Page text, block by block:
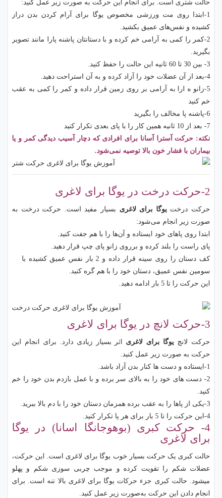
حالت شتری است. برای انجام این حرکت به صورت زیر عمل کنید:
1-ابتدا روی مت ورزشی مخصوص یوگا برای آرام کردن بدن دراز
کشیده و نفس‌های عمیق بکشید.
2-کمر را کمی به آرامی خم کرده و با دستانتان پاشنه‌ پارا مانند تصویر
بگیرید.
3- بین 30 تا 60 ثانیه این حالت را حفظ کنید.
4-بعد از آن عضلات خود را آزاد کرده و به آن استراحت دهید.
5-زانو ه ارا به آرامی بر روی زمین قرار داده و کمر را کمی به عقب
خم کنید
6-پاشنه پا مخالف را بگیرید
7- بعد از 10 ثانیه همین کار را با پای بعدی تکرار کنید
نکته: حرکت آسترا آسانا برای افرادی که دچار آسیب دیدگی کمر و یا
بیماران با فشار خون بالا توصیه نمی‌شود.
2-حرکت درخت در یوگا برای لاغری
حرکت درختیوگا برای لاغری بسیار مفید است. حرکت درخت به
صورت زیر انجام می‌شود:
ابتدا روی پاهای خود ایستاده و آن‌ها را با هم جفت کنید.
پای راست را بلند کرده و برروی زانو پای چپ قرار دهید.
کف دستان را روی سینه قرار داده و 2 بار نفس عمیق کشیده با
سومین نفس عمیق، دستان خود را با هم گره کنید.
این حرکت را تا 5 بار ادامه دهید.
3-حرکت لانچ در یوگا برای لاغری
حرکت لانچ یوگا برای لاغری اثر بسیار زیادی دارد. برای انجام این
حرکت به صورت زیر عمل کنید.
1-ایستاده و دست ها کنار بدن آزاد باشد.
2- دست های خود را به بالای سر برده و با عمل بازدم بدن خود را خم
کنید.
3-یکی از پاها را به عقب برده همزمان دستان خود را با دم بالا ببرید.
4-این حرکت را تا 5 بار برای هر پا تکرار کنید.
4- حرکت کبری (بوهوجانگا اسانا) در یوگا
برای لاغری
حالت کبری یک حرکت بسیار خوب یوگا برای لاغری است. این حرکت،
عضلات شکم را تقویت کرده و موجب چربی سوزی شکم و پهلو
میشود. حالت کبری جزء حرکات یوگا برای لاغری بالا تنه است. برای
انجام دادن این حرکت به‌صورت زیر عمل کنید.